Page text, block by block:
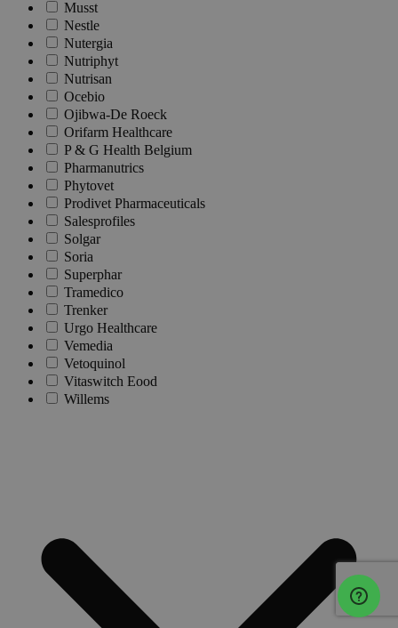
Musst
Nestle
Nutergia
Nutriphyt
Nutrisan
Ocebio
Ojibwa-De Roeck
Orifarm Healthcare
P & G Health Belgium
Pharmanutrics
Phytovet
Prodivet Pharmaceuticals
Salesprofiles
Solgar
Soria
Superphar
Tramedico
Trenker
Urgo Healthcare
Vemedia
Vetoquinol
Vitaswitch Eood
Willems